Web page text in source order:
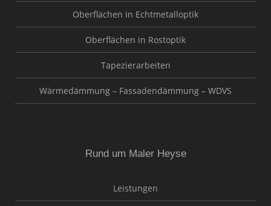
Oberflächen in Echtmetalloptik
Oberflächen in Rostoptik
Tapezierarbeiten
Wärmedämmung – Fassadendämmung – WDVS
Rund um Maler Heyse
Leistungen